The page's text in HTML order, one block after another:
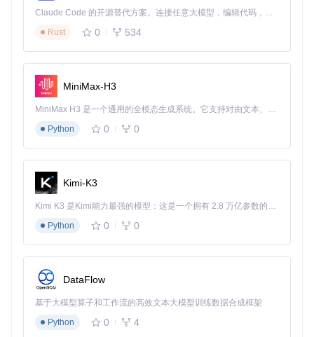
网络设计的关键创新在于 多尺度特征融合和并行输出分支
码器部分通过逐渐增加通道数捕捉高层次特征，解码器部分则
通过跳跃连接融合不同尺度的特征信息，确保输出流场的细节
结构化数据表示方法
设计了创新的数据结构，将输入数据（dataX）组织为三个通
道：障碍物表面SDF、流动区域标签和边界表面SDF；输出数
图：DeepCFD数据集结构，展示输入输出数据的维度与通道
坚实的数据基础。
性能验证：计算效率与精度的双重突破
Claude Code 的开源替代方案。连接任意大模型，编辑代码，运行命令，自动验证 — 全自动执行。用 Rust 构建，极致性能。 ｜ An open-source alternative to Claude Code. Connect any LLM, edit code, run commands, and verify changes — autonomously. Built in Rust for speed. Get Started
Rust
0 534
MiniMax-H3
MiniMax H3 是一个通用的全模态生成系统。它支持对由文本、图像、视频和音频组成的多模态上下文进行统一理解，并能生成分辨率高达 2K、时长可达 15 秒的带原生立体声音频的视频。得益于面向任务泛化的系统设计，H3 在预训练阶段就已具备广泛的多模态上下文理解与生成能力，能够出色地执行复杂的多模态指令。
Python
0 0
Kimi-K3
Kimi K3 是Kimi能力最强的模型：这是一个拥有 2.8 万亿参数的混合专家（MoE）模型，具备原生视觉理解能力，并支持 100 万 token 的上下文窗口。
Python
0 0
DataFlow
基于大模型算子和工作流的高效文本大模型训练数据合成框架
Python
0 4